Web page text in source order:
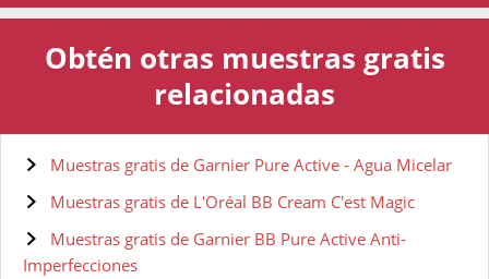
Obtén otras muestras gratis
relacionadas
Muestras gratis de Garnier Pure Active - Agua Micelar
Muestras gratis de L'Oréal BB Cream C'est Magic
Muestras gratis de Garnier BB Pure Active Anti-
Imperfecciones